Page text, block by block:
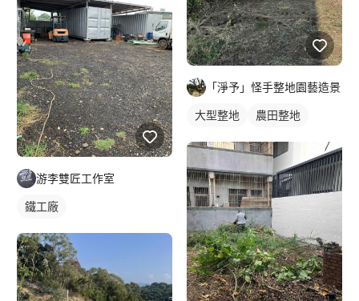
游李雙匠工作室
鐵工廠
「淨予」怪手整地園藝造景
大型整地 農田整地